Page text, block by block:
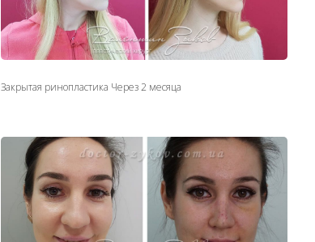
Закрытая ринопластика Через 2 месяца